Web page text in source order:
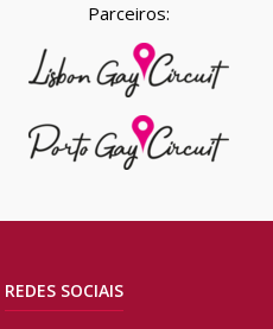
Parceiros:
REDES SOCIAIS